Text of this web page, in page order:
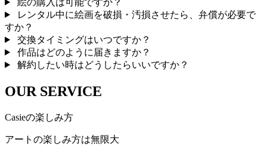
絵の購入は可能ですか？
レンタル中に絵画を破損・汚損させたら、弁償が必要で
すか？
交換タイミングはいつですか？
作品はどのように届きますか？
解約したい時はどうしたらいいですか？
OUR SERVICE
Casieの楽しみ方
アートの楽しみ方は無限大